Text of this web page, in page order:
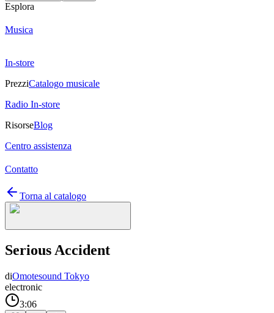
Esplora
Musica
In-store
PrezziCatalogo musicale
Radio In-store
RisorseBlog
Centro assistenza
Contatto
Torna al catalogo
Serious Accident
diOmotesound Tokyo
electronic
3:06